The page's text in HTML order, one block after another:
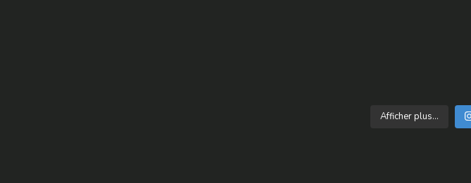
Afficher plus...